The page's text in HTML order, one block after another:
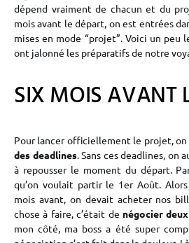
dépend vraiment de chacun et du
mois avant le départ, on est entrées
mises en mode “projet”. Voici un peu
ont jalonné les préparatifs de notre
SIX MOIS AVANT
Pour lancer officiellement le projet, on
des deadlines. Sans ces deadlines, on
à repousser le moment du départ.
qu’on voulait partir le 1er Août.
mois avant, on devait acheter nos
chose à faire, c’était de négocier
mon côté, ma boss a été super